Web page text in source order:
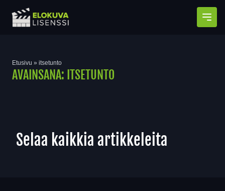
Etusivu » itsetunto
AVAINSANA: ITSETUNTO
Selaa kaikkia artikkeleita